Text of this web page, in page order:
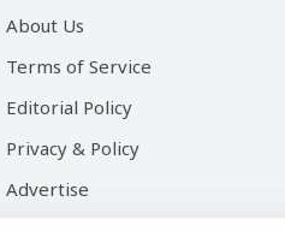
About Us
Terms of Service
Editorial Policy
Privacy & Policy
Advertise